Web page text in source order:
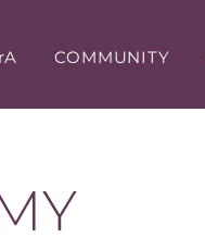
COMMUNITY